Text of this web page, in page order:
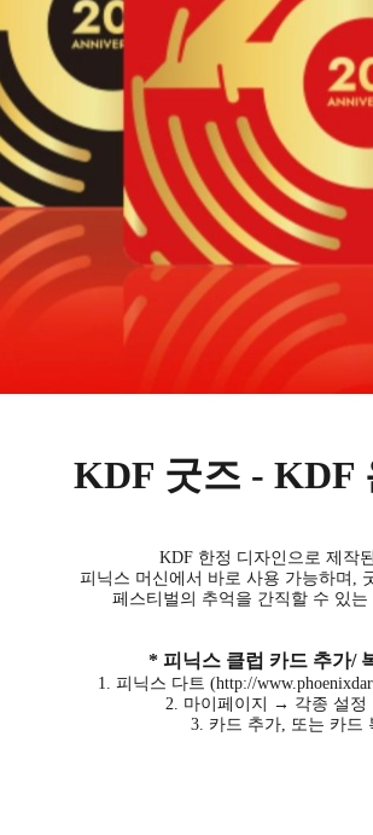
KDF 굿즈 - KDF
KDF 한정 디자인으로 제작
피닉스 머신에서 바로 사용 가능하며,
페스티벌의 추억을 간직할 수 있
* 피닉스 클럽 카드 추가/
1. 피닉스 다트 (http://
2. 마이페이지 → 각종 설
3. 카드 추가, 또는 카드